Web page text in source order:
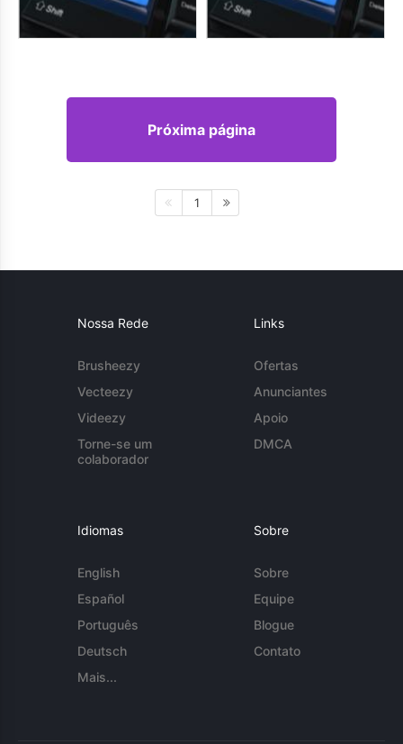
Próxima página
1
Nossa Rede
Brusheezy
Vecteezy
Videezy
Torne-se um
colaborador
Links
Ofertas
Anunciantes
Apoio
DMCA
Idiomas
English
Español
Português
Deutsch
Mais...
Sobre
Sobre
Equipe
Blogue
Contato